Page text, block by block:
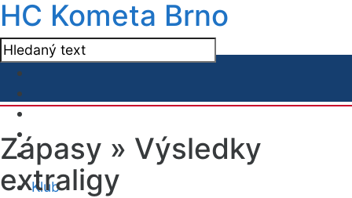
HC Kometa Brno
Klub
Zápasy » Výsledky
extraligy